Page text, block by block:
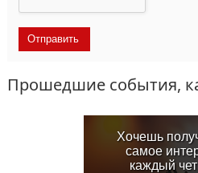
Прошедшие события,
Хочешь
самое
каждый